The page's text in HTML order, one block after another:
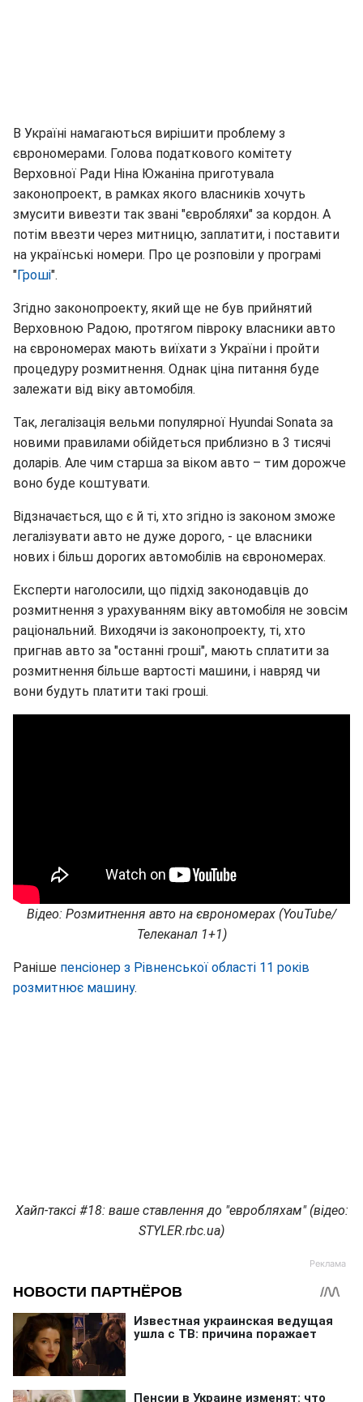
В Україні намагаються вирішити проблему з
єврономерами. Голова податкового комітету
Верховної Ради Ніна Южаніна приготувала
законопроект, в рамках якого власників хочуть
змусити вивезти так звані "євробляхи" за кордон. А
потім ввезти через митницю, заплатити, і поставити
на українські номери. Про це розповіли у програмі
"Гроші".
Згідно законопроекту, який ще не був прийнятий
Верховною Радою, протягом півроку власники авто
на єврономерах мають виїхати з України і пройти
процедуру розмитнення. Однак ціна питання буде
залежати від віку автомобіля.
Так, легалізація вельми популярної Hyundai Sonata за
новими правилами обійдеться приблизно в 3 тисячі
доларів. Але чим старша за віком авто – тим дорожче
воно буде коштувати.
Відзначається, що є й ті, хто згідно із законом зможе
легалізувати авто не дуже дорого, - це власники
нових і більш дорогих автомобілів на єврономерах.
Експерти наголосили, що підхід законодавців до
розмитнення з урахуванням віку автомобіля не зовсім
раціональний. Виходячи із законопроекту, ті, хто
пригнав авто за "останні гроші", мають сплатити за
розмитнення більше вартості машини, і навряд чи
вони будуть платити такі гроші.
Відео: Розмитнення авто на єврономерах (YouTube/
Телеканал 1+1)
Раніше пенсіонер з Рівненської області 11 років
розмитнює машину.
Хайп-таксі #18: ваше ставлення до "евробляхам" (відео:
STYLER.rbc.ua)